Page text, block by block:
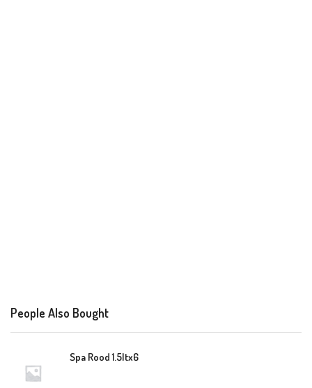
People Also Bought
Spa Rood 1.5ltx6